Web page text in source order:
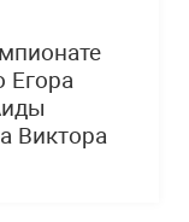
Егора
Виктора